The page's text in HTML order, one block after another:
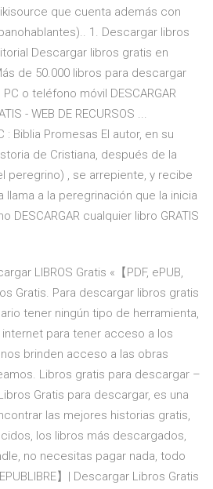
que cuenta además con
1. Descargar libros
Descargar libros gratis en
de 50.000 libros para descargar
o teléfono móvil DESCARGAR
- WEB DE RECURSOS ...
: Biblia Promesas El autor, en su
de Cristiana, después de la
peregrino) , se arrepiente, y recibe
llama a la peregrinación que la inicia
DESCARGAR cualquier libro GRATIS
LIBROS Gratis «【PDF, ePUB,
Gratis. Para descargar libros gratis
tener ningún tipo de herramienta,
para tener acceso a los
brinden acceso a las obras
Libros gratis para descargar –
Gratis para descargar, es una
las mejores historias gratis,
los libros más descargados,
no necesitas pagar nada, todo
】| Descargar Libros Gratis